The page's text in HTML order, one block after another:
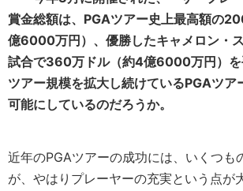
賞金総額は、PGAツアー史上最高額の
億6000万円）、優勝したキャメロン・
試合で360万ドル（約4億6000万円）を
ツアー規模を拡大し続けているPGAツア
可能にしているのだろうか。
近年のPGAツアーの成功には、いくつも
が、やはりプレーヤーの充実という点が